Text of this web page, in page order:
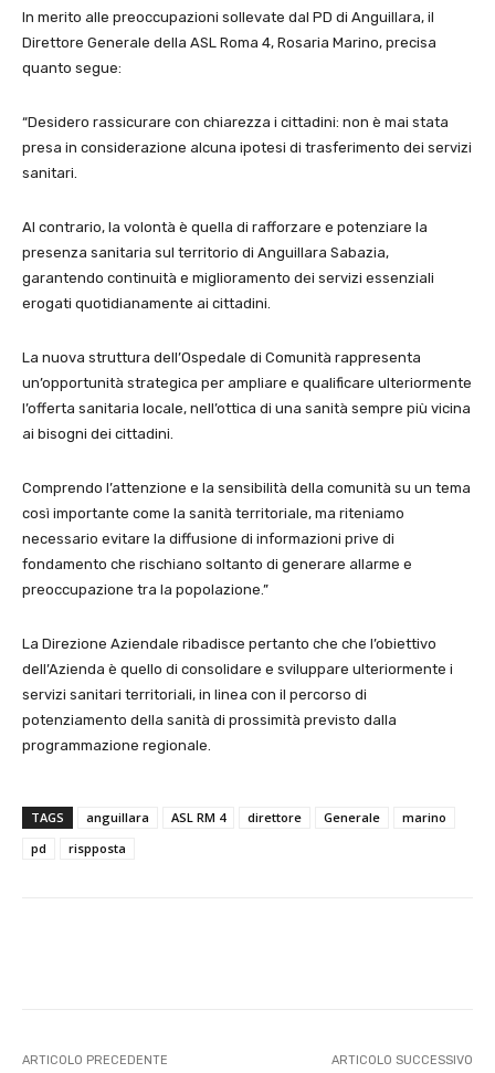
In merito alle preoccupazioni sollevate dal PD di Anguillara, il
Direttore Generale della ASL Roma 4, Rosaria Marino, precisa
quanto segue:
“Desidero rassicurare con chiarezza i cittadini: non è mai stata
presa in considerazione alcuna ipotesi di trasferimento dei servizi
sanitari.
Al contrario, la volontà è quella di rafforzare e potenziare la
presenza sanitaria sul territorio di Anguillara Sabazia,
garantendo continuità e miglioramento dei servizi essenziali
erogati quotidianamente ai cittadini.
La nuova struttura dell’Ospedale di Comunità rappresenta
un’opportunità strategica per ampliare e qualificare ulteriormente
l’offerta sanitaria locale, nell’ottica di una sanità sempre più vicina
ai bisogni dei cittadini.
Comprendo l’attenzione e la sensibilità della comunità su un tema
così importante come la sanità territoriale, ma riteniamo
necessario evitare la diffusione di informazioni prive di
fondamento che rischiano soltanto di generare allarme e
preoccupazione tra la popolazione.”
La Direzione Aziendale ribadisce pertanto che che l’obiettivo
dell’Azienda è quello di consolidare e sviluppare ulteriormente i
servizi sanitari territoriali, in linea con il percorso di
potenziamento della sanità di prossimità previsto dalla
programmazione regionale.
TAGS anguillara ASL RM 4 direttore Generale
marino
pd
rispposta
ARTICOLO PRECEDENTE ARTICOLO SUCCESSIVO